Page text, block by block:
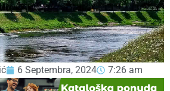
6 Septembra, 2024 7:26 am